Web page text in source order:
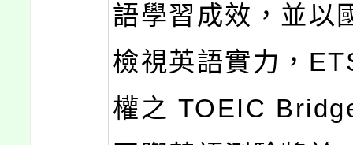
語學習成效，並以
檢視英語實力，
權之 TOEIC